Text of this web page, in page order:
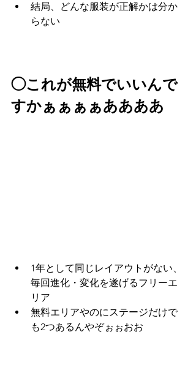
結局、どんな服装が正解かは分か
らない
◯これが無料でいいんで
すかぁぁぁぁああああ
1年として同じレイアウトがない、
毎回進化・変化を遂げるフリーエ
リア
無料エリアやのにステージだけで
も2つあるんやぞぉぉおお